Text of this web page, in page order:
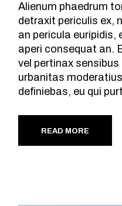
Alienum phaedrum
detraxit periculis ex,
an pericula euripidis,
aperi consequat an.
vel pertinax sensibus
urbanitas
definiebas, eu qui
READ MORE